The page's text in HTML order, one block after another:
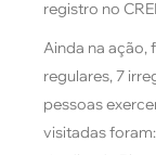
registro no
Ainda na ação,
regulares, 7
pessoas
visitadas